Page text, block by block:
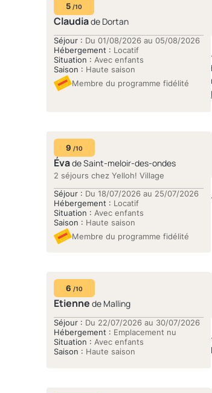
5 /10
Claudiade Dortan
Séjour : Du 01/08/2026 au 05/08/2026
Hébergement : Locatif
Situation : Avec enfants
Saison : Haute saison
Membre du programme fidélité
9 /10
Évade Saint-meloir-des-ondes
2 séjours chez Yelloh! Village
Séjour : Du 18/07/2026 au 25/07/2026
Hébergement : Locatif
Situation : Avec enfants
Saison : Haute saison
Membre du programme fidélité
6 /10
Etienne de Malling
Séjour : Du 22/07/2026 au 30/07/2026
Hébergement : Emplacement nu
Situation : Avec enfants
Saison : Haute saison